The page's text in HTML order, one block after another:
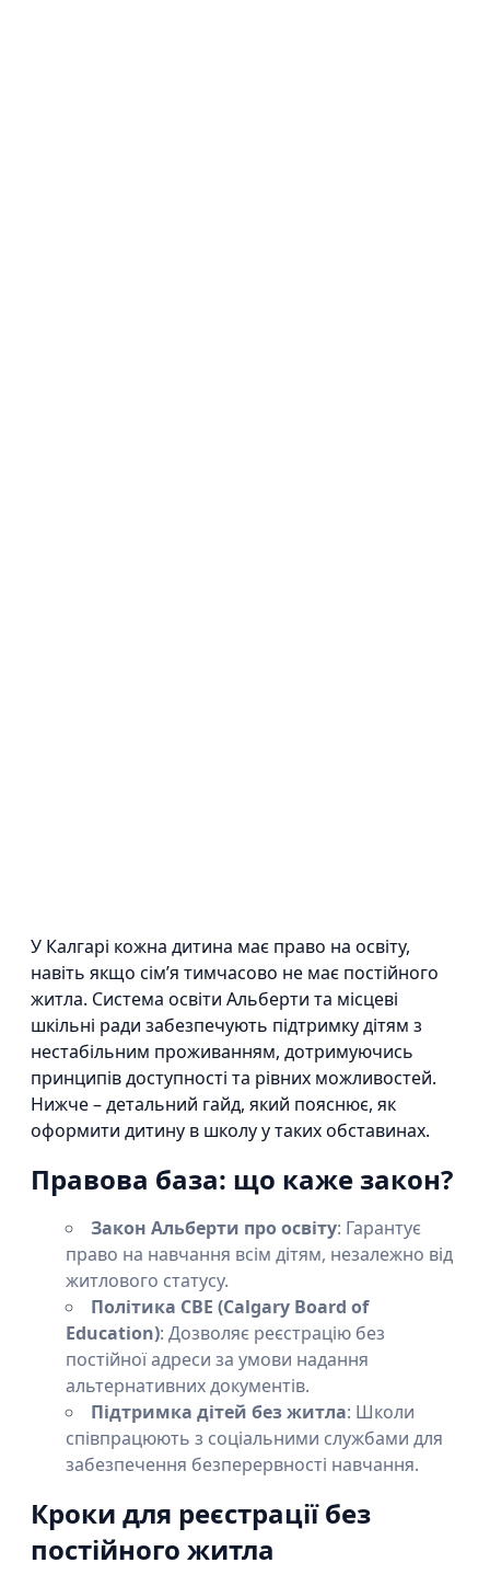
У Калгарі кожна дитина має право на освіту,
навіть якщо сім’я тимчасово не має постійного
житла. Система освіти Альберти та місцеві
шкільні ради забезпечують підтримку дітям з
нестабільним проживанням, дотримуючись
принципів доступності та рівних можливостей.
Нижче – детальний гайд, який пояснює, як
оформити дитину в школу у таких обставинах.
Правова база: що каже закон?
Закон Альберти про освіту: Гарантує
право на навчання всім дітям, незалежно від
житлового статусу.
Політика CBE (Calgary Board of
Education): Дозволяє реєстрацію без
постійної адреси за умови надання
альтернативних документів.
Підтримка дітей без житла: Школи
співпрацюють з соціальними службами для
забезпечення безперервності навчання.
Кроки для реєстрації без
постійного житла